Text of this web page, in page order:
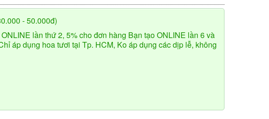
- 50.000đ)
lần thứ 2, 5% cho đơn hàng Bạn tạo ONLINE lần 6 và
áp dụng hoa tươi tại Tp. HCM, Ko áp dụng các dịp lễ, không